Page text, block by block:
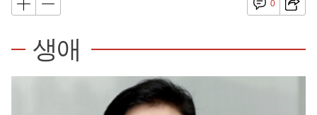
0
생애